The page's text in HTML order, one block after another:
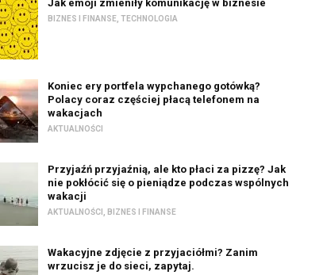
Jak emoji zmieniły komunikację w biznesie
BIZNES I FINANSE ,TECHNOLOGIA
Koniec ery portfela wypchanego gotówką?
Polacy coraz częściej płacą telefonem na
wakacjach
AKTUALNOŚCI
Przyjaźń przyjaźnią, ale kto płaci za pizzę? Jak
nie pokłócić się o pieniądze podczas wspólnych
wakacji
AKTUALNOŚCI BIZNES I FINANSE
Wakacyjne zdjęcie z przyjaciółmi? Zanim
wrzucisz je do sieci, zapytaj.